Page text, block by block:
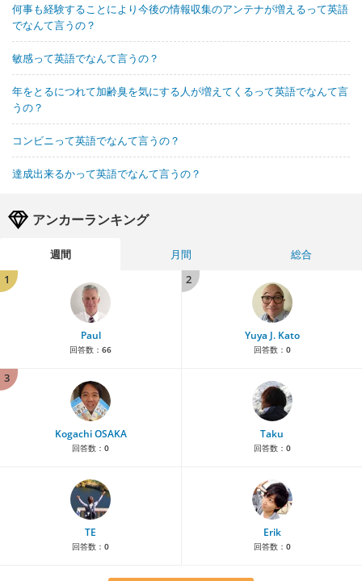
何事も経験することにより今後の情報収集のアンテナが増えるって英語
でなんて言うの？
敏感って英語でなんて言うの？
年をとるにつれて加齢臭を気にする人が増えてくるって英語でなんて言
うの？
コンビニって英語でなんて言うの？
達成出来るかって英語でなんて言うの？
アンカーランキング
週間 月間
総合
1
Paul
回答数： 66
2
Yuya J. Kato
回答数： 0
3
Kogachi OSAKA
回答数： 0
Taku
回答数： 0
TE
回答数： 0
Erik
回答数： 0